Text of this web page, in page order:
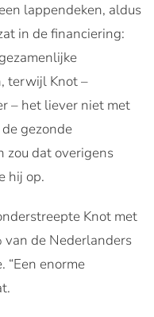
lappendeken, aldus
in de financiering:
terwijl Knot –
– het liever niet met
gezonde
zou dat overigens
hij op.
Knot met
van de Nederlanders
“Een enorme